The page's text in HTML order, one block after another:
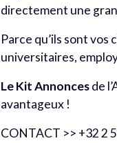
directement une
Parce qu’ils sont
universitaires,
LeKit Annoncesde
avantageux !
CONTACT >> +32 2